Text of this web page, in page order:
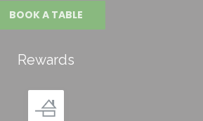
BOOK A TABLE
Rewards